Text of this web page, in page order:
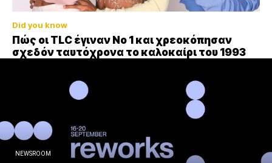
Did you know
Πώς οι TLC έγιναν Νο 1 και χρεοκόπησαν
σχεδόν ταυτόχρονα το καλοκαίρι του 1993
NEWSROOM